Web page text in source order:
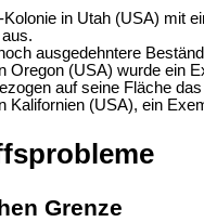
Kolonie in Utah (USA) mit
ausgedehntere
Oregon (USA) wurde ein
auf seine Fläche
Kalifornien (USA), ein
Grenze